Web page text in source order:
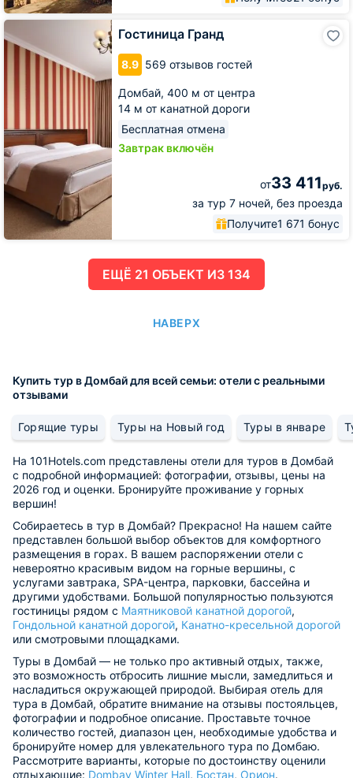
Гостиница Гранд
8.9 569 отзывов гостей
Домбай, 400 м от центра
14 м от канатной дороги
Бесплатная отмена
Завтрак включён
от33 411руб.
за тур 7 ночей, без проезда
Получите1 671 бонус
Гостиница
Гранд
ЕЩË 21 ОБЪЕКТ ИЗ 134
НАВЕРХ
Купить тур в Домбай для всей семьи: отели с реальными
отзывами
Горящие туры Туры на Новый год Туры в январе
На 101Hotels.com представлены отели для туров в Домбай
с подробной информацией: фотографии, отзывы, цены на
2026 год и оценки. Бронируйте проживание у горных
вершин!
Собираетесь в тур в Домбай? Прекрасно! На нашем сайте
представлен большой выбор объектов для комфортного
размещения в горах. В вашем распоряжении отели с
невероятно красивым видом на горные вершины, с
услугами завтрака, SPA-центра, парковки, бассейна и
другими удобствами. Большой популярностью пользуются
гостиницы рядом с Маятниковой канатной дорогой,
Гондольной канатной дорогой, Канатно-кресельной дорогой
или смотровыми площадками.
Туры в Домбай — не только про активный отдых, также,
это возможность отбросить лишние мысли, замедлиться и
насладиться окружающей природой. Выбирая отель для
тура в Домбай, обратите внимание на отзывы постояльцев,
фотографии и подробное описание. Проставьте точное
количество гостей, диапазон цен, необходимые удобства и
бронируйте номер для увлекательного тура по Домбаю.
Рассмотрите варианты, которые по достоинству оценили
отдыхающие: Dombay Winter Hall, Бостан, Орион.